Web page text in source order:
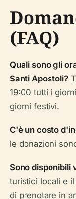
(FAQ)
Quali sono gli
Santi Apostoli?
19:00 tutti i
giorni festivi.
C'è un costo
le donazioni
Sono disponibili
turistici locali e
di prenotare in